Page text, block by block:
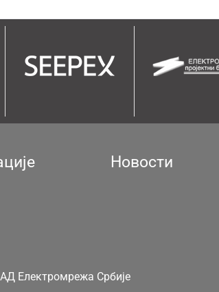
Новости
АД Електромрежа Србије